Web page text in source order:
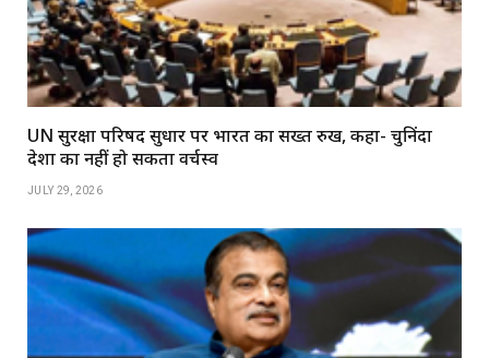
UN सुरक्षा परिषद सुधार पर भारत का सख्त रुख, कहा- चुनिंदा
देशों का नहीं हो सकता वर्चस्व
JULY 29, 2026